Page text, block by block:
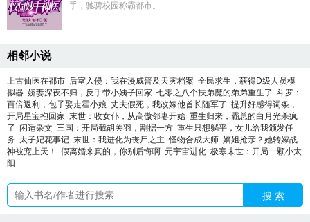
手，驰骋校园称霸都市。...
相邻小说
上古仙医在都市 后室入侵：我在漫威普及天灾档案 全民求生，获得D级人员模
拟器 娇妻深夜不归，反手带小姨子回家 七零之八个扶弟魔的弟弟重生了 斗罗：
百倍返利，包子娶走霍小娘 丈夫假死，我改嫁他首长随军了 提升好感得词条，
开局星宝抱回家 末世：收女仆，从高傲邻妻开始 重生归来，霸总的白月光杀疯
了
闲适杂文 三国：开局截胡关羽，割据一方 重生只想躺平，女儿给我颁发任
务 太子妃花事记 末世：我进化为丧尸之主 怪物合成大师 嫡姐抢亲？她转嫁战
神被宠上天！
假离婚来真的，你别后悔啊 元宇宙进化 极寒末世：开局一颗小太
阳
搜 索